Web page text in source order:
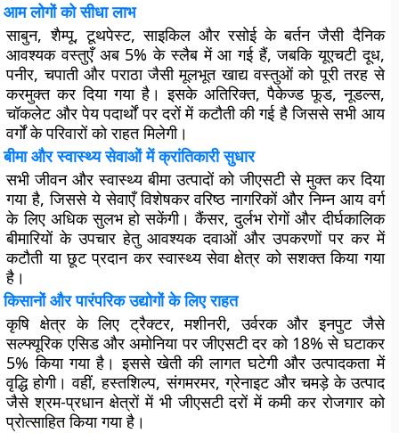
आम लोगों को सीधा लाभ
साबुन, शैम्पू, टूथपेस्ट, साइकिल और रसोई के बर्तन जैसी दैनिक
आवश्यक वस्तुएँ अब 5% के स्लैब में आ गई हैं, जबकि यूएचटी दूध,
पनीर, चपाती और पराठा जैसी मूलभूत खाद्य वस्तुओं को पूरी तरह से
करमुक्त कर दिया गया है। इसके अतिरिक्त, पैकेज्ड फूड, नूडल्स,
चॉकलेट और पेय पदार्थों पर दरों में कटौती की गई है जिससे सभी आय
वर्गों के परिवारों को राहत मिलेगी।
बीमा और स्वास्थ्य सेवाओं में क्रांतिकारी सुधार
सभी जीवन और स्वास्थ्य बीमा उत्पादों को जीएसटी से मुक्त कर दिया
गया है, जिससे ये सेवाएँ विशेषकर वरिष्ठ नागरिकों और निम्न आय वर्ग
के लिए अधिक सुलभ हो सकेंगी। कैंसर, दुर्लभ रोगों और दीर्घकालिक
बीमारियों के उपचार हेतु आवश्यक दवाओं और उपकरणों पर कर में
कटौती या छूट प्रदान कर स्वास्थ्य सेवा क्षेत्र को सशक्त किया गया
है।
किसानों और पारंपरिक उद्योगों के लिए राहत
कृषि क्षेत्र के लिए ट्रैक्टर, मशीनरी, उर्वरक और इनपुट जैसे
सल्फ्यूरिक एसिड और अमोनिया पर जीएसटी दर को 18% से घटाकर
5% किया गया है। इससे खेती की लागत घटेगी और उत्पादकता में
वृद्धि होगी। वहीं, हस्तशिल्प, संगमरमर, ग्रेनाइट और चमड़े के उत्पाद
जैसे श्रम-प्रधान क्षेत्रों में भी जीएसटी दरों में कमी कर रोजगार को
प्रोत्साहित किया गया है।